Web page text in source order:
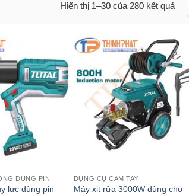
Hiển thị 1–30 của 280 kết quả
DÙNG PIN
lực dùng pin
DỤNG CỤ CẦM TAY
Máy xịt rửa 3000W dùng cho